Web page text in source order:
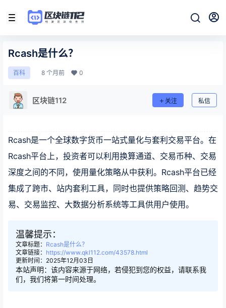
Rcash是什么？
百科 8 个月前 0
区块链112 关注 私信
Rcash是一个全球数字货币一站式量化与套利交易平台。在
Rcash平台上，投资者可以利用换算通道、交易币种、交易
深度之间的不同，使用量化策略从中获利。Rcash平台已经
集成了跨市、站内套利工具，同时也提供策略回测、趋势交
易、交易监控、大数据分析系统等工具供用户使用。
温馨提示：
文章标题： Rcash是什么？
文章链接： https://www.qkl112.com/43578.html
更新时间：2025年12月03日
本站声明：该内容来源于网络，若侵犯到您的权益，请联系我
们，我们将第一时间处理。